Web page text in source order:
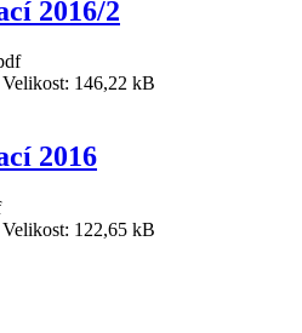
2016/2
146,22 kB
2016
122,65 kB